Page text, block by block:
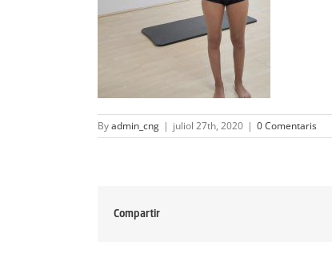
Byadmin_cng | juliol 27th, 2020 | 0 Comentaris
Compartir